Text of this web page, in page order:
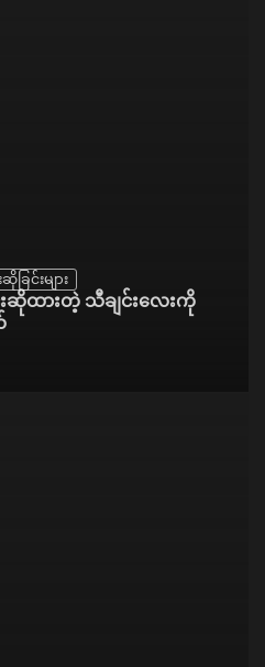
ခြင်းများ
ဆိုထားတဲ့ သီချင်းလေးကို